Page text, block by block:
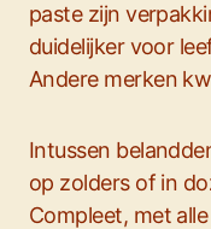
paste zijn
duidelijker voor
Andere merken
Intussen
op zolders of in
Compleet, met